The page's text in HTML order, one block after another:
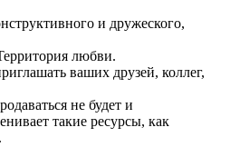
и дружеского,
любви.
ваших друзей, коллег,
не будет и
такие ресурсы, как